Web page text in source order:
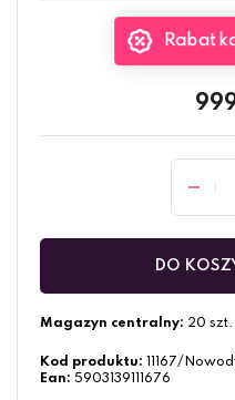
Rabat
DO
Magazyn centralny: 20 szt.
Kod produktu:
11167/
Ean: 5903139111676